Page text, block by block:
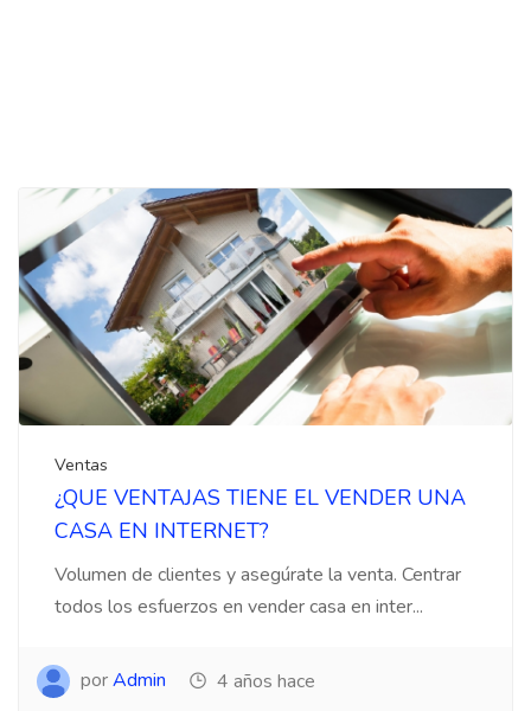
Ventas
¿QUE VENTAJAS TIENE EL VENDER UNA
CASA EN INTERNET?
Volumen de clientes y asegúrate la venta. Centrar
todos los esfuerzos en vender casa en inter...
porAdmin 4 años hace